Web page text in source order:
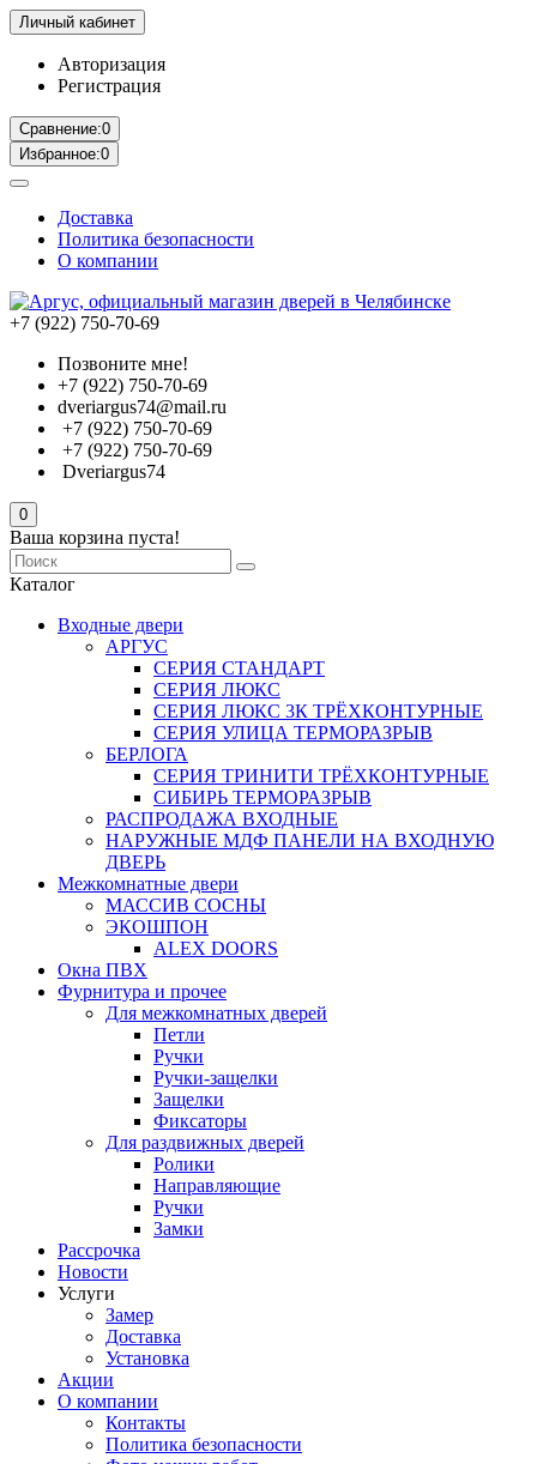
Личный кабинет
Авторизация
Регистрация
Сравнение:0
Избранное:0
Доставка
Политика безопасности
О компании
+7 (922) 750-70-69
Позвоните мне!
+7 (922) 750-70-69
dveriargus74@mail.ru
+7 (922) 750-70-69
+7 (922) 750-70-69
Dveriargus74
0
Ваша корзина пуста!
Каталог
Входные двери
АРГУС
СЕРИЯ СТАНДАРТ
СЕРИЯ ЛЮКС
СЕРИЯ ЛЮКС 3К ТРЁХКОНТУРНЫЕ
СЕРИЯ УЛИЦА ТЕРМОРАЗРЫВ
БЕРЛОГА
СЕРИЯ ТРИНИТИ ТРЁХКОНТУРНЫЕ
СИБИРЬ ТЕРМОРАЗРЫВ
РАСПРОДАЖА ВХОДНЫЕ
НАРУЖНЫЕ МДФ ПАНЕЛИ НА ВХОДНУЮ
ДВЕРЬ
Межкомнатные двери
МАССИВ СОСНЫ
ЭКОШПОН
ALEX DOORS
Окна ПВХ
Фурнитура и прочее
Для межкомнатных дверей
Петли
Ручки
Ручки-защелки
Защелки
Фиксаторы
Для раздвижных дверей
Ролики
Направляющие
Ручки
Замки
Рассрочка
Новости
Услуги
Замер
Доставка
Установка
Акции
О компании
Контакты
Политика безопасности